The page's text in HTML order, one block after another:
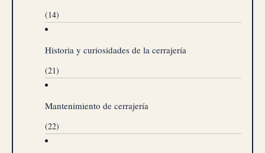
(14)
Historia y curiosidades de la cerrajería
(21)
Mantenimiento de cerrajería
(22)